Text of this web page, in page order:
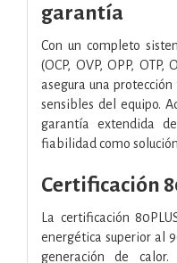
garantía
Con un completo
(OCP, OVP, OPP, OTP,
asegura una
sensibles del equipo.
garantía extendida
fiabilidad como
Certificación
La certificación
energética superior al
generación de calor.